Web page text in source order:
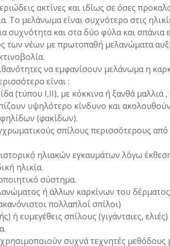
ακτίνες και ιδίως σε όσες
Το μελάνωμα είναι συχνότερο στις
συχνότητα και στα δύο φύλα και σπάνια
των νέων με πρωτοπαθή μελανώματα
να εμφανίσουν μελάνωμα η
είναι :
(τύπου Ι,ΙΙ), με κόκκινα ή ξανθά μαλλιά ,
υψηλότερο κίνδυνο και
(φακίδων).
σπίλους περισσότερους
ιστορικό ηλιακών εγκαυμάτων λόγω
ηλικία.
σύστημα.
ή άλλων καρκίνων του
πολλαπλοί σπίλοι)
ή ευμεγέθεις σπίλους (γιγάνταιες,
συχνά τεχνητές μεθόδους